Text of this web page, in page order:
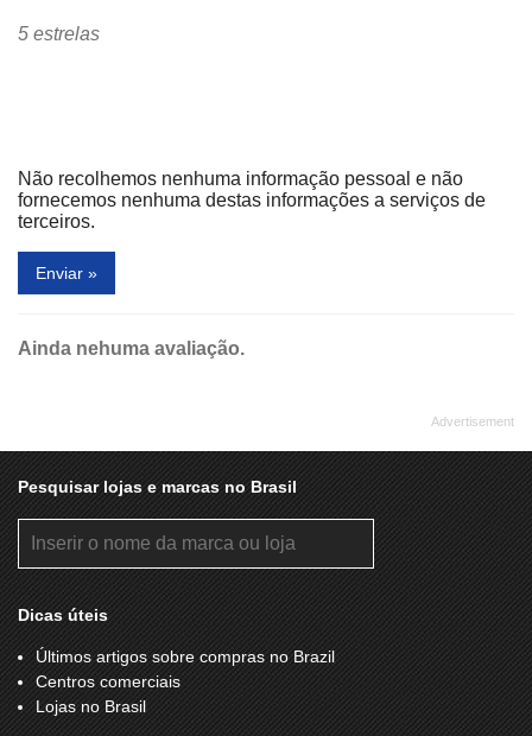
Renner
Track&Field Trotta Acessórios
Victoria Rassan
5 estrelas
Não recolhemos nenhuma informação pessoal e não
fornecemos nenhuma destas informações a serviços de
terceiros.
Enviar »
Ainda nehuma avaliação.
Pesquisar lojas e marcas no Brasil
Dicas úteis
Últimos artigos sobre compras no Brazil
Centros comerciais
Lojas no Brasil